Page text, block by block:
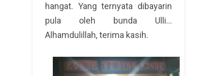
hangat. Yang ternyata dibayarin
pula oleh bunda Ulli…
Alhamdulillah, terima kasih.